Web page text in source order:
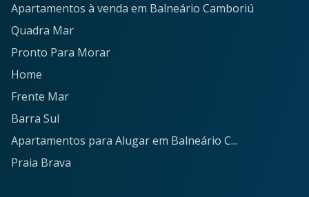
Apartamentos à venda em Balneário Camboriú
Quadra Mar
Pronto Para Morar
Home
Frente Mar
Barra Sul
Apartamentos para Alugar em Balneário C...
Praia Brava